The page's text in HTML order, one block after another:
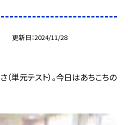
更新日 2024/11/28
（単元テスト）。今日はあちこちの